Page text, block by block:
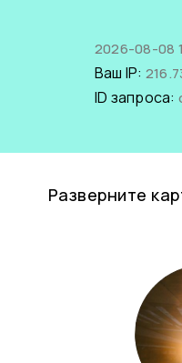
2026-08-08
Ваш IP:
ID запроса:
Разверните